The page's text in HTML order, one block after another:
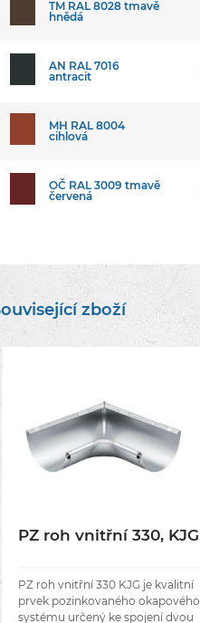
TM RAL 8028 tmavě
hnědá
AN RAL 7016
antracit
MH RAL 8004
cihlová
OČ RAL 3009 tmavě
červená
zboží
PZ roh vnitřní 330, KJG
PZ roh vnitřní 330 KJG je kvalitní
prvek pozinkovaného okapového
systému určený ke spojení dvou